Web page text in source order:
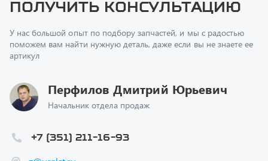
У нас большой опыт по подбору запчастей, и мы с радостью
поможем вам найти нужную деталь, даже если вы не знаете ее
артикул
z@uralst.ru
+7 (351) 211-16-93